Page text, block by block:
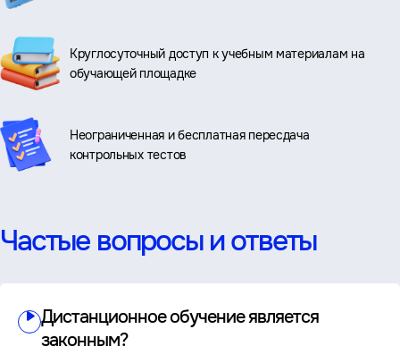
Круглосуточный доступ к учебным материалам на
обучающей площадке
Неограниченная и бесплатная пересдача
контрольных тестов
Частые вопросы и ответы
Дистанционное обучение является
законным?